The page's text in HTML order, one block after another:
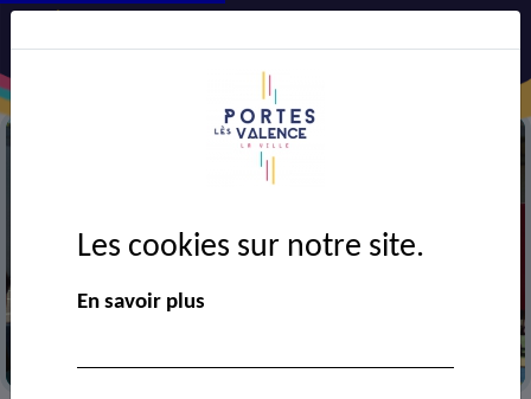
Les cookies sur notre site.
En savoir plus